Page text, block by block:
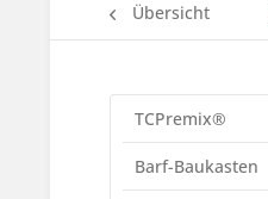
Übersicht
TCPremix®
Barf-Baukasten